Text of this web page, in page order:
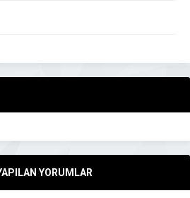
YORUMLAR